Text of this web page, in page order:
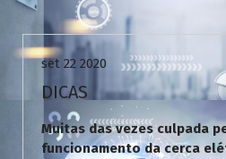
Uncategorized
set 22 2020
DICAS
Muitas das vezes culpada
funcionamento da cerca